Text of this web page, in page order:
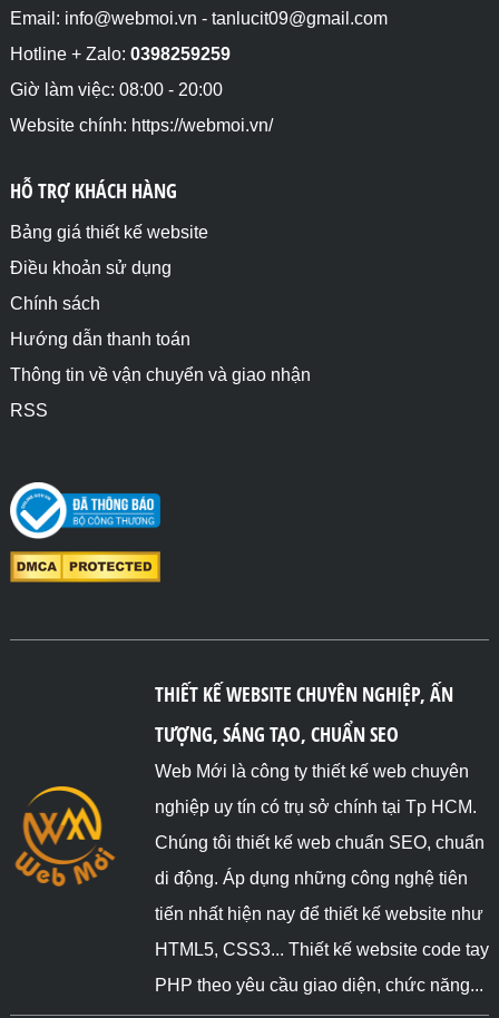
Email: info@webmoi.vn - tanlucit09@gmail.com
Hotline + Zalo: 0398259259
Giờ làm việc: 08:00 - 20:00
Website chính: https://webmoi.vn/
HỖ TRỢ KHÁCH HÀNG
Bảng giá thiết kế website
Điều khoản sử dụng
Chính sách
Hướng dẫn thanh toán
Thông tin về vận chuyển và giao nhận
RSS
THIẾT KẾ WEBSITE CHUYÊN NGHIỆP, ẤN
TƯỢNG, SÁNG TẠO, CHUẨN SEO
Web Mới là công ty thiết kế web chuyên
nghiệp uy tín có trụ sở chính tại Tp HCM.
Chúng tôi thiết kế web chuẩn SEO, chuẩn
di động. Áp dụng những công nghệ tiên
tiến nhất hiện nay để thiết kế website như
HTML5, CSS3... Thiết kế website code tay
PHP theo yêu cầu giao diện, chức năng...